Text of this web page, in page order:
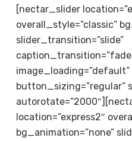
[nectar_slider
overall_style=”classic”
slider_transition=”slide”
button_sizing=”regular”
location=”express2″
bg_animation=”none”